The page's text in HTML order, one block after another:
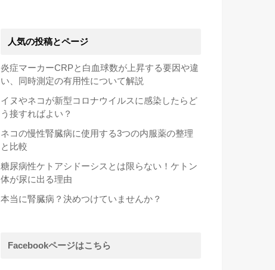
人気の投稿とページ
炎症マーカーCRPと白血球数が上昇する要因や違
い、同時測定の有用性について解説
イヌやネコが新型コロナウイルスに感染したらど
う接すればよい？
ネコの慢性腎臓病に使用する3つの内服薬の整理
と比較
糖尿病性ケトアシドーシスとは限らない！ケトン
体が尿に出る理由
本当に腎臓病？決めつけていませんか？
Facebookページはこちら